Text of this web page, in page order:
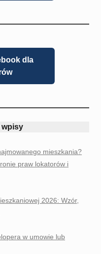
dla
wpisy
mieszkania?
praw lokatorów i
2026: Wzór,
w umowie lub